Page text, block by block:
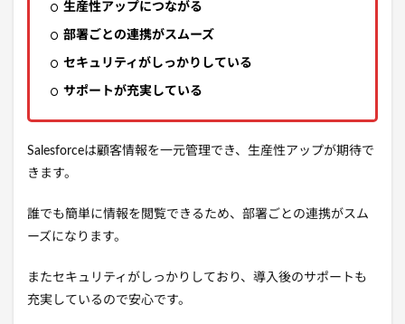
生産性アップにつながる
部署ごとの連携がスムーズ
セキュリティがしっかりしている
サポートが充実している
Salesforceは顧客情報を一元管理でき、生産性アップが期待で
きます。
誰でも簡単に情報を閲覧できるため、部署ごとの連携がスム
ーズになります。
またセキュリティがしっかりしており、導入後のサポートも
充実しているので安心です。